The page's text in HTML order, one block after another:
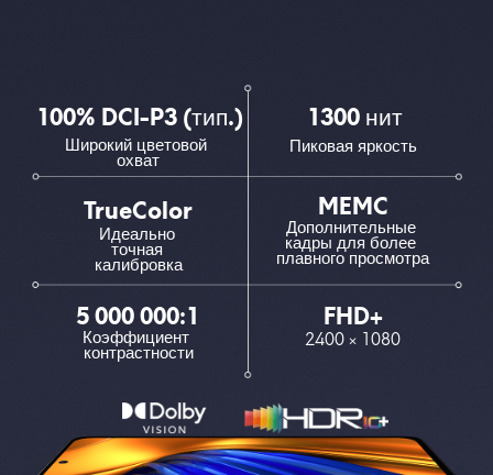
100% DCI-P3 (тип.) 1300 нит
Широкий цветовой
охват
Пиковая яркость
TrueColor MEMC
Идеально
точная
калибровка
Дополнительные
кадры для более
плавного просмотра
5 000 000:1 FHD+
Коэффициент
контрастности
2400 × 1080